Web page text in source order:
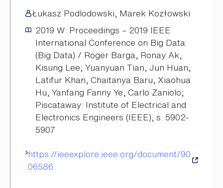
Łukasz Podlodowski, Marek Kozłowski
2019 W: Proceedings – 2019 IEEE
International Conference on Big Data
(Big Data) / Roger Barga, Ronay Ak,
Kisung Lee, Yuanyuan Tian, Jun Huan,
Latifur Khan, Chaitanya Baru, Xiaohua
Hu, Yanfang Fanny Ye, Carlo Zaniolo;
Piscataway: Institute of Electrical and
Electronics Engineers (IEEE), s. 5902-
5907
https://ieeexplore.ieee.org/document/90
06586